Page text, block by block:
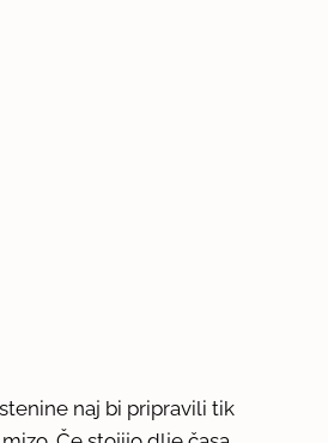
naj bi pripravili tik